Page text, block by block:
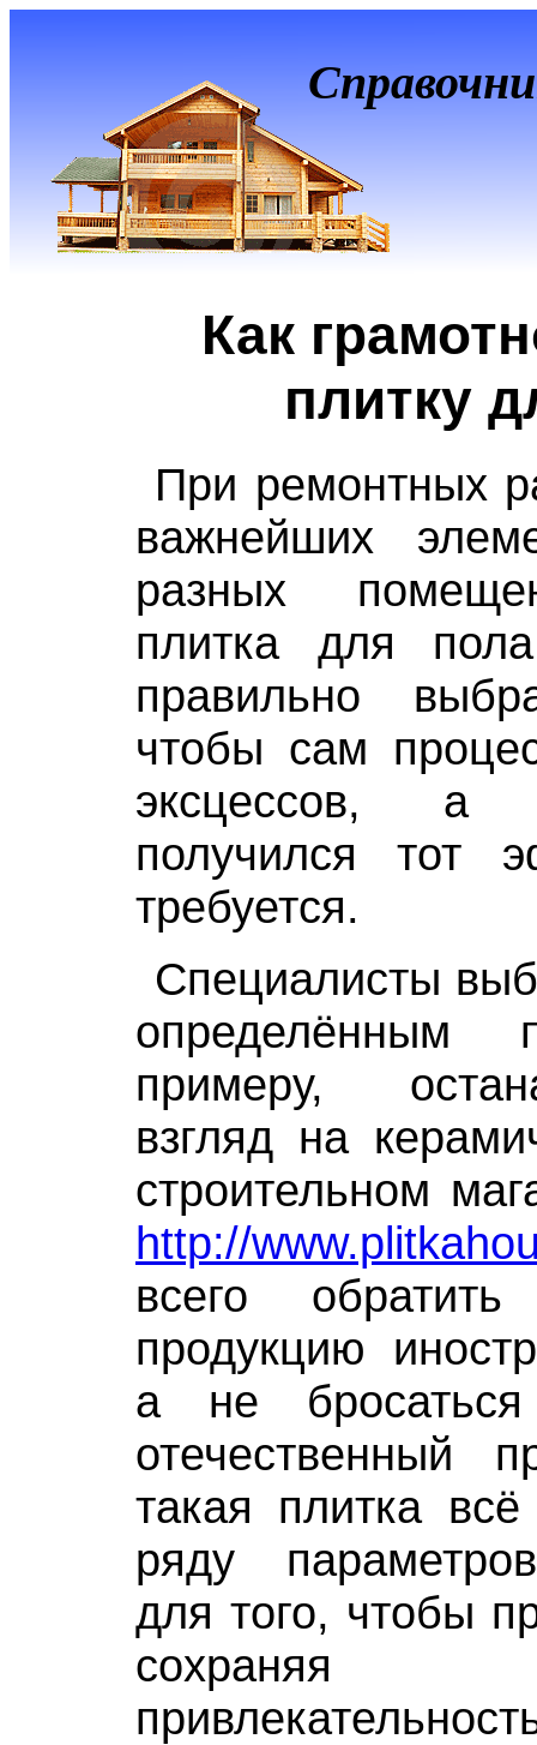
Как
плитку
При ремонтных
важнейших
разных
плитка для
правильно
чтобы сам
эксцессов, а
получился тот
требуется.
Специалисты
определённым
примеру,
взгляд на
строительном
http://
всего
продукцию
а не
отечественный
такая плитка
ряду
для того, чтобы